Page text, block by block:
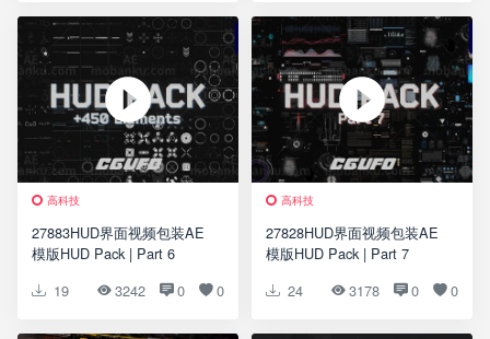
高科技
27883HUD界面视频包装AE
模版HUD Pack | Part 6
19
3242 0 0
高科技
27828HUD界面视频包装AE
模版HUD Pack | Part 7
24
3178 0 0